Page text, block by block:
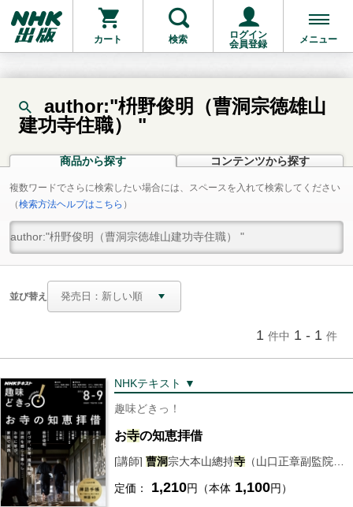
カート 検索
ログイン
会員登録
メニュー
author:"枡野俊明（曹洞宗徳雄山
建功寺住職） "
商品から探す コンテンツから探す
複数ワードでさらに検索したい場合には、スペースを入れて検索してください
（検索方法ヘルプはこちら ）
並び替え
1 件中 1 - 1 件
NHKテキスト ▼
趣味どきっ！
お寺の知恵拝借
[講師] 曹洞宗大本山總持寺 （山口正章副監院） [講師] 臨済宗妙心
定価： 1,210円（本体 1,100円）